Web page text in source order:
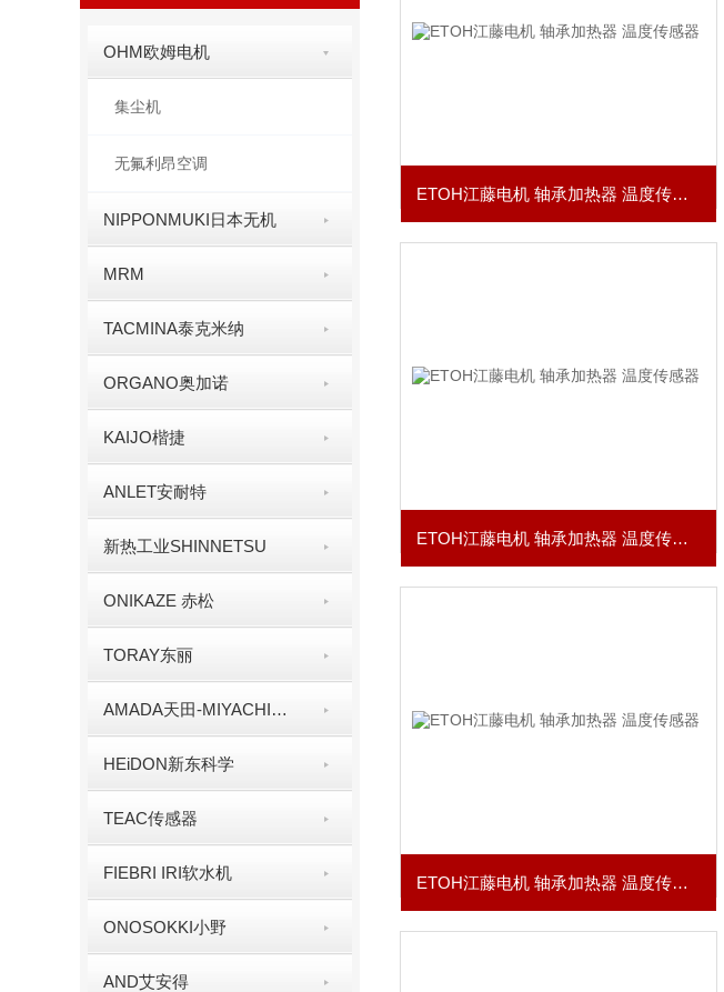
OHM欧姆电机
集尘机
无氟利昂空调
NIPPONMUKI日本无机
MRM
TACMINA泰克米纳
ORGANO奥加诺
KAIJO楷捷
ANLET安耐特
新热工业SHINNETSU
ONIKAZE 赤松
TORAY东丽
AMADA天田-MIYACHI米亚基
HEiDON新东科学
TEAC传感器
FIEBRI IRI软水机
ONOSOKKI小野
AND艾安得
ETOH江藤电机 轴承加热器 温度传感器
ETOH江藤电机 轴承加热器 温度传感器
ETOH江藤电机 轴承加热器 温度传感器